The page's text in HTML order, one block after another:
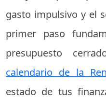
gasto impulsivo y el
primer paso
presupuesto
calendario de la
estado de tus